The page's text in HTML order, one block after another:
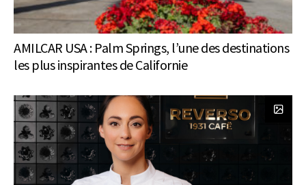
AMILCAR USA : Palm Springs, l’une des destinations
les plus inspirantes de Californie